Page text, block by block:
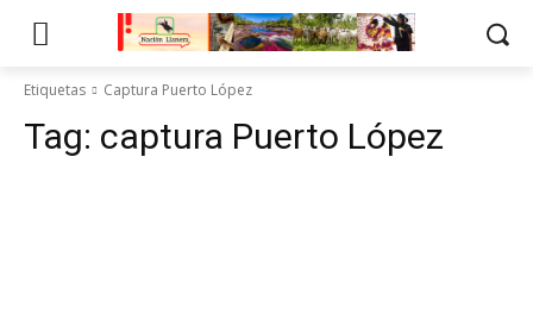
Etiquetas Captura Puerto López
Tag: captura Puerto López